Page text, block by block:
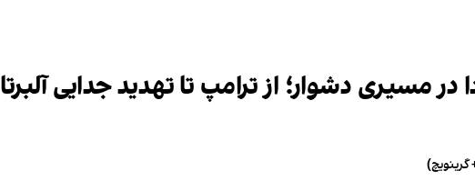
در مسیری دشوار؛ از ترامپ تا تهدید جدایی آلبرتا